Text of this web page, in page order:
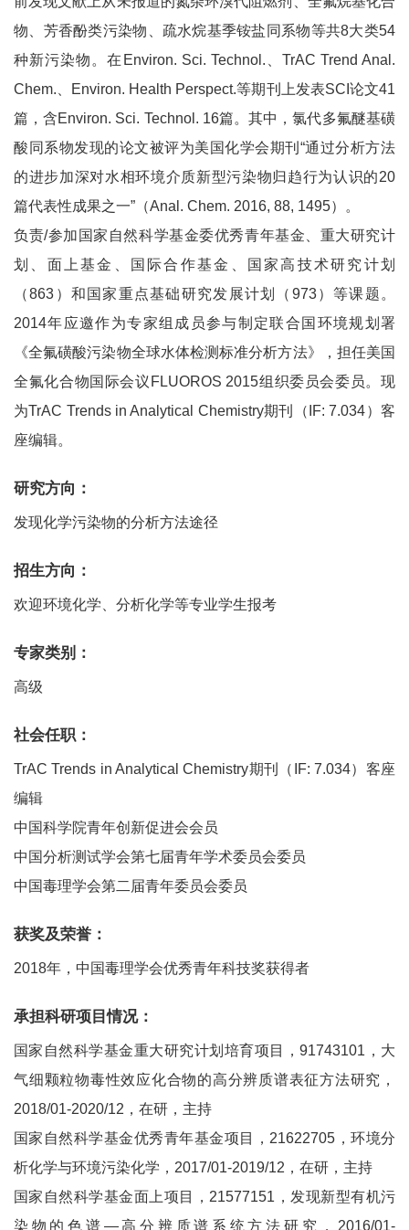
物、芳香酚类污染物、疏水烷基季铵盐同系物等共8大类54
种新污染物。在Environ. Sci. Technol.、TrAC Trend Anal.
Chem.、Environ. Health Perspect.等期刊上发表SCI论文41
篇，含Environ. Sci. Technol. 16篇。其中，氯代多氟醚基磺
酸同系物发现的论文被评为美国化学会期刊“通过分析方法
的进步加深对水相环境介质新型污染物归趋行为认识的20
篇代表性成果之一”（Anal. Chem. 2016, 88, 1495）。
负责/参加国家自然科学基金委优秀青年基金、重大研究计
划、面上基金、国际合作基金、国家高技术研究计划
（863）和国家重点基础研究发展计划（973）等课题。
2014年应邀作为专家组成员参与制定联合国环境规划署
《全氟磺酸污染物全球水体检测标准分析方法》，担任美国
全氟化合物国际会议FLUOROS 2015组织委员会委员。现
为TrAC Trends in Analytical Chemistry期刊（IF: 7.034）客
座编辑。
研究方向：
发现化学污染物的分析方法途径
招生方向：
欢迎环境化学、分析化学等专业学生报考
专家类别：
高级
社会任职：
TrAC Trends in Analytical Chemistry期刊（IF: 7.034）客座
编辑
中国科学院青年创新促进会会员
中国分析测试学会第七届青年学术委员会委员
中国毒理学会第二届青年委员会委员
获奖及荣誉：
2018年，中国毒理学会优秀青年科技奖获得者
承担科研项目情况：
国家自然科学基金重大研究计划培育项目，91743101，大
气细颗粒物毒性效应化合物的高分辨质谱表征方法研究，
2018/01-2020/12，在研，主持
国家自然科学基金优秀青年基金项目，21622705，环境分
析化学与环境污染化学，2017/01-2019/12，在研，主持
国家自然科学基金面上项目，21577151，发现新型有机污
染物的色谱—高分辨质谱系统方法研究，2016/01-